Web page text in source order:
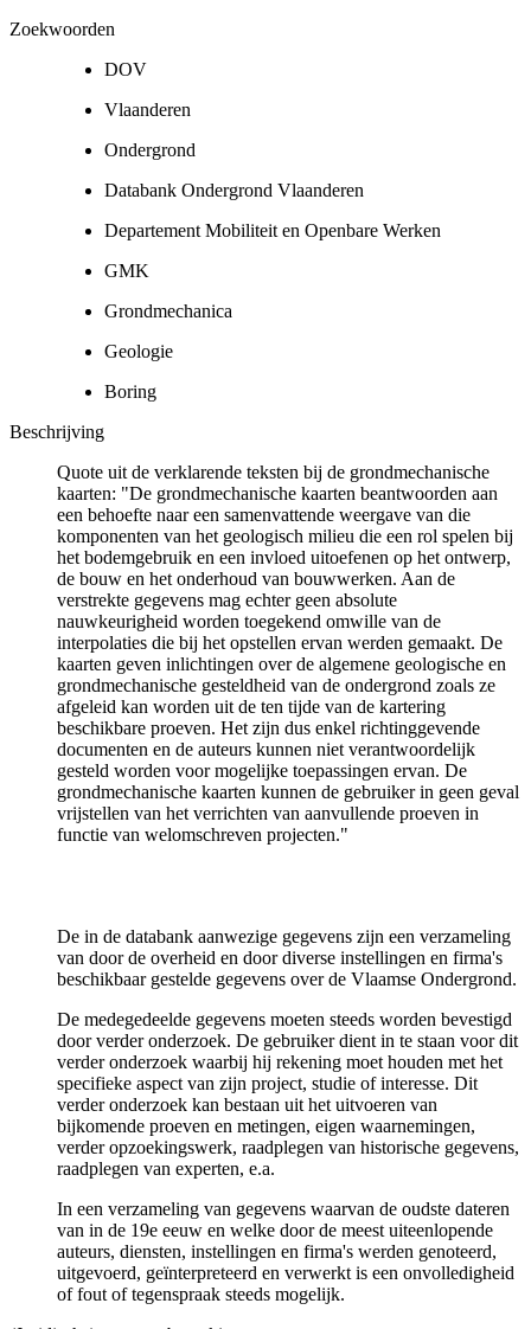
Zoekwoorden
DOV
Vlaanderen
Ondergrond
Databank Ondergrond Vlaanderen
Departement Mobiliteit en Openbare Werken
GMK
Grondmechanica
Geologie
Boring
Beschrijving
Quote uit de verklarende teksten bij de grondmechanische
kaarten: "De grondmechanische kaarten beantwoorden aan
een behoefte naar een samenvattende weergave van die
komponenten van het geologisch milieu die een rol spelen bij
het bodemgebruik en een invloed uitoefenen op het ontwerp,
de bouw en het onderhoud van bouwwerken. Aan de
verstrekte gegevens mag echter geen absolute
nauwkeurigheid worden toegekend omwille van de
interpolaties die bij het opstellen ervan werden gemaakt. De
kaarten geven inlichtingen over de algemene geologische en
grondmechanische gesteldheid van de ondergrond zoals ze
afgeleid kan worden uit de ten tijde van de kartering
beschikbare proeven. Het zijn dus enkel richtinggevende
documenten en de auteurs kunnen niet verantwoordelijk
gesteld worden voor mogelijke toepassingen ervan. De
grondmechanische kaarten kunnen de gebruiker in geen geval
vrijstellen van het verrichten van aanvullende proeven in
functie van welomschreven projecten."
De in de databank aanwezige gegevens zijn een verzameling
van door de overheid en door diverse instellingen en firma's
beschikbaar gestelde gegevens over de Vlaamse Ondergrond.
De medegedeelde gegevens moeten steeds worden bevestigd
door verder onderzoek. De gebruiker dient in te staan voor dit
verder onderzoek waarbij hij rekening moet houden met het
specifieke aspect van zijn project, studie of interesse. Dit
verder onderzoek kan bestaan uit het uitvoeren van
bijkomende proeven en metingen, eigen waarnemingen,
verder opzoekingswerk, raadplegen van historische gegevens,
raadplegen van experten, e.a.
In een verzameling van gegevens waarvan de oudste dateren
van in de 19e eeuw en welke door de meest uiteenlopende
auteurs, diensten, instellingen en firma's werden genoteerd,
uitgevoerd, geïnterpreteerd en verwerkt is een onvolledigheid
of fout of tegenspraak steeds mogelijk.